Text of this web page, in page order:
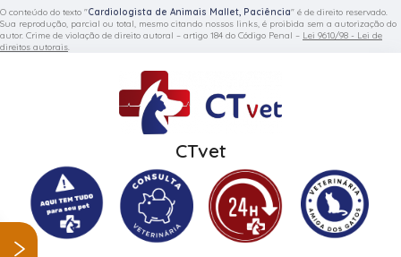
O conteúdo do texto "Cardiologista de Animais Mallet, Paciência" é de direito reservado.
Sua reprodução, parcial ou total, mesmo citando nossos links, é proibida sem a autorização do
autor. Crime de violação de direito autoral – artigo 184 do Código Penal – Lei 9610/98 - Lei de
direitos autorais.
CTvet